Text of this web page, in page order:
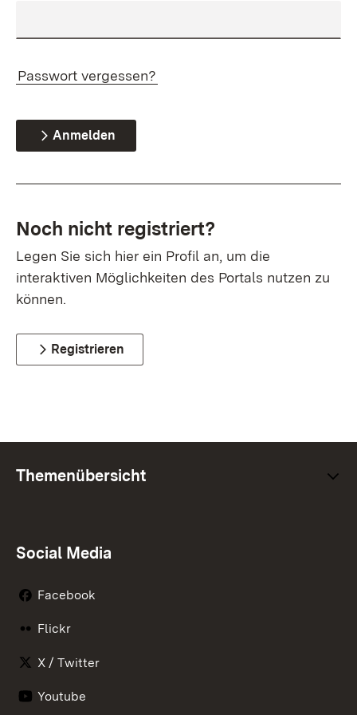
Passwort vergessen?
Anmelden
Noch nicht registriert?
Legen Sie sich hier ein Profil an, um die
interaktiven Möglichkeiten des Portals nutzen zu
können.
Registrieren
Themenübersicht
Social Media
Facebook
Flickr
X / Twitter
Youtube